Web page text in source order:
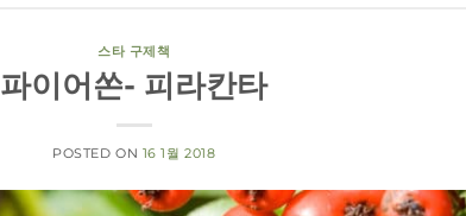
스타 구제책
파이어쏜- 피라칸타
POSTED ON 16 1월 2018